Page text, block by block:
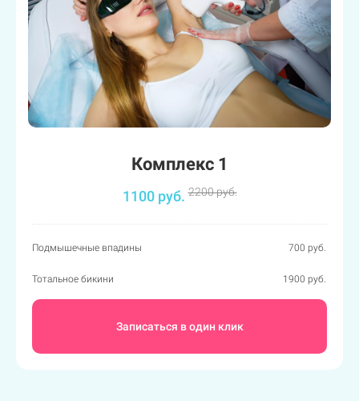
Комплекс 1
1100 руб. 2200 руб.
Подмышечные впадины 700 руб.
Тотальное бикини 1900 руб.
Записаться в один клик